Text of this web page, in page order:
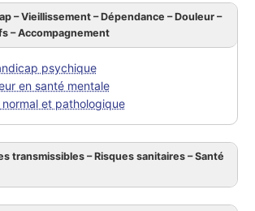
– Vieillissement – Dépendance – Douleur –
– Accompagnement
psychique
en santé mentale
normal et pathologique
transmissibles – Risques sanitaires – Santé